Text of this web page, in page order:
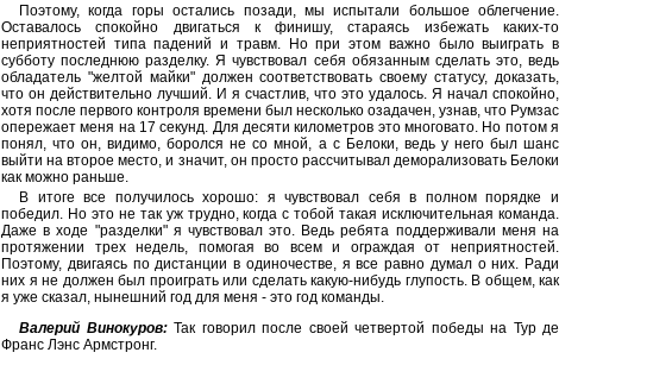
Поэтому, когда горы остались позади, мы испытали большое облегчение.
Оставалось спокойно двигаться к финишу, стараясь избежать каких-то
неприятностей типа падений и травм. Но при этом важно было выиграть в
субботу последнюю разделку. Я чувствовал себя обязанным сделать это, ведь
обладатель "желтой майки" должен соответствовать своему статусу, доказать,
что он действительно лучший. И я счастлив, что это удалось. Я начал спокойно,
хотя после первого контроля времени был несколько озадачен, узнав, что Румзас
опережает меня на 17 секунд. Для десяти километров это многовато. Но потом я
понял, что он, видимо, боролся не со мной, а с Белоки, ведь у него был шанс
выйти на второе место, и значит, он просто рассчитывал деморализовать Белоки
как можно раньше.
В итоге все получилось хорошо: я чувствовал себя в полном порядке и
победил. Но это не так уж трудно, когда с тобой такая исключительная команда.
Даже в ходе "разделки" я чувствовал это. Ведь ребята поддерживали меня на
протяжении трех недель, помогая во всем и ограждая от неприятностей.
Поэтому, двигаясь по дистанции в одиночестве, я все равно думал о них. Ради
них я не должен был проиграть или сделать какую-нибудь глупость. В общем, как
я уже сказал, нынешний год для меня - это год команды.
Валерий Винокуров:Так говорил после своей четвертой победы на Тур де
Франс Лэнс Армстронг.